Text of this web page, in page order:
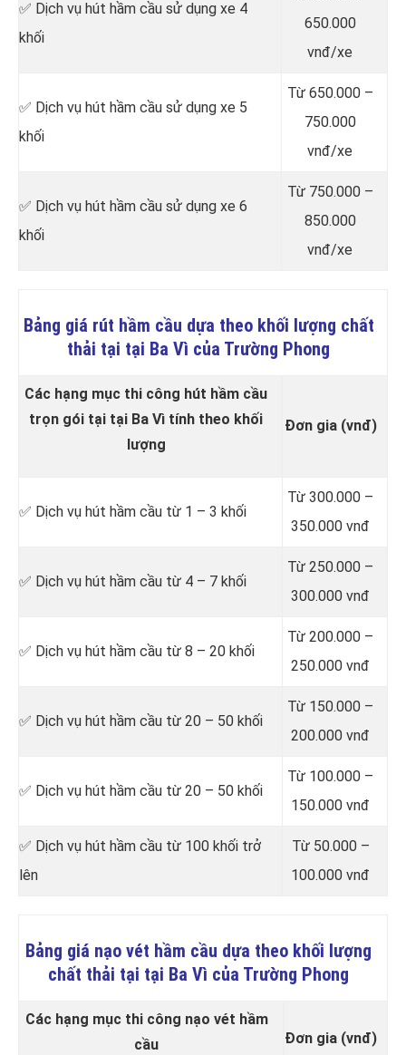
✅ Dịch vụ hút hầm cầu sử dụng xe 4
khối
650.000
vnđ/xe
✅ Dịch vụ hút hầm cầu sử dụng xe 5
khối
Từ 650.000 –
750.000
vnđ/xe
✅ Dịch vụ hút hầm cầu sử dụng xe 6
khối
Từ 750.000 –
850.000
vnđ/xe
Bảng giá rút hầm cầu dựa theo khối lượng chất
thải tại tại Ba Vì của Trường Phong
Các hạng mục thi công hút hầm cầu
trọn gói tại tại Ba Vì tính theo khối
lượng
Đơn gia (vnđ)
✅ Dịch vụ hút hầm cầu từ 1 – 3 khối
Từ 300.000 –
350.000 vnđ
✅ Dịch vụ hút hầm cầu từ 4 – 7 khối
Từ 250.000 –
300.000 vnđ
✅ Dịch vụ hút hầm cầu từ 8 – 20 khối
Từ 200.000 –
250.000 vnđ
✅ Dịch vụ hút hầm cầu từ 20 – 50 khối
Từ 150.000 –
200.000 vnđ
✅ Dịch vụ hút hầm cầu từ 20 – 50 khối
Từ 100.000 –
150.000 vnđ
✅ Dịch vụ hút hầm cầu từ 100 khối trở
lên
Từ 50.000 –
100.000 vnđ
Bảng giá nạo vét hầm cầu dựa theo khối lượng
chất thải tại tại Ba Vì của Trường Phong
Các hạng mục thi công nạo vét hầm
cầu
Đơn gia (vnđ)